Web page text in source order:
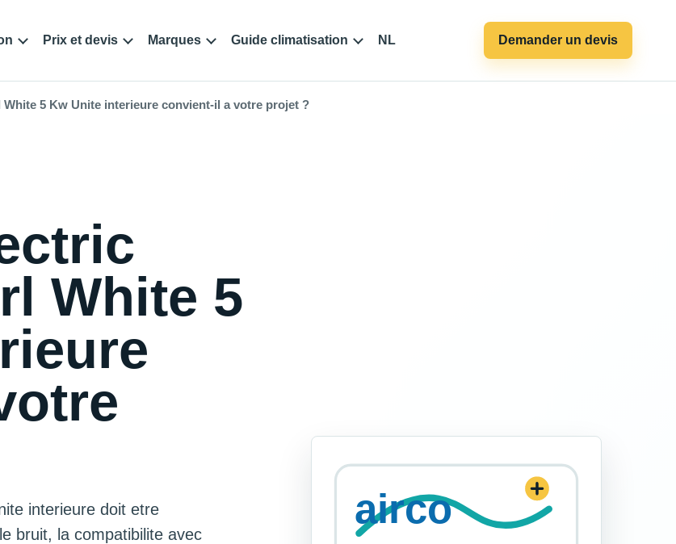
Prix et devis Marques Guide climatisation NL Demander un devis
5 Kw Unite interieure convient-il a votre projet ?
White 5
interieure doit etre
bruit, la compatibilite avec